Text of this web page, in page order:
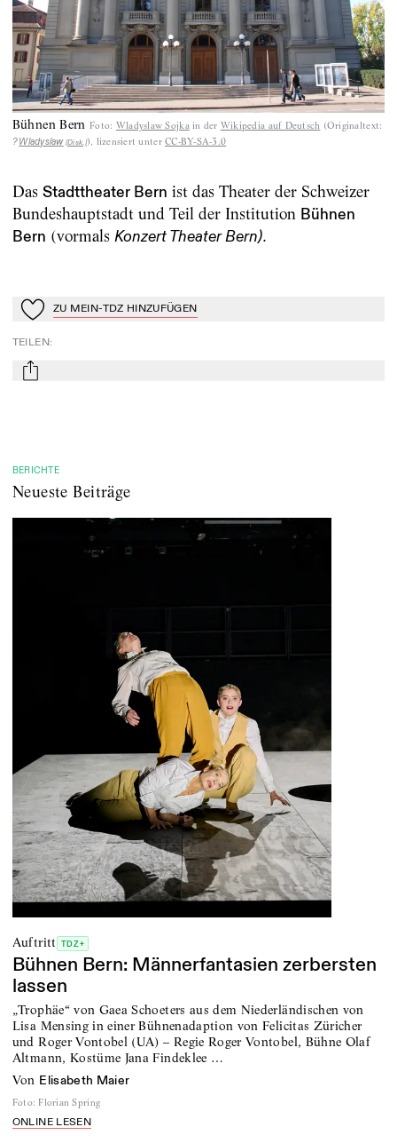
Bühnen Bern Foto: Wladyslaw Sojkain der Wikipedia auf Deutsch (Originaltext:
? Wladyslaw [Disk.]), lizensiert unterCC-BY-SA-3.0
Das Stadttheater Bern ist das Theater der Schweizer
Bundeshauptstadt und Teil der Institution Bühnen
Bern (vormals Konzert Theater Bern).
Zu Mein-TdZ hinzufügen
ZU MEIN-TDZ HINZUFÜGEN
TEILEN:
mail
BERICHTE
Neueste Beiträge
Auftritt TDZ+
Bühnen Bern: Männerfantasien zerbersten
lassen
„Trophäe“ von Gaea Schoeters aus dem Niederländischen von
Lisa Mensing in einer Bühnenadaption von Felicitas Züricher
und Roger Vontobel (UA) – Regie Roger Vontobel, Bühne Olaf
Altmann, Kostüme Jana Findeklee …
von Elisabeth Maier
Foto: Florian Spring
ONLINE LESEN